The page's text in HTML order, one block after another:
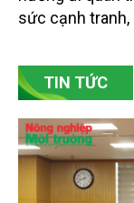
học công nghệ
bền vững. Tại
Bắc Ninh, nhiều
chủ động đổi
dựng thương
TIN TỨC